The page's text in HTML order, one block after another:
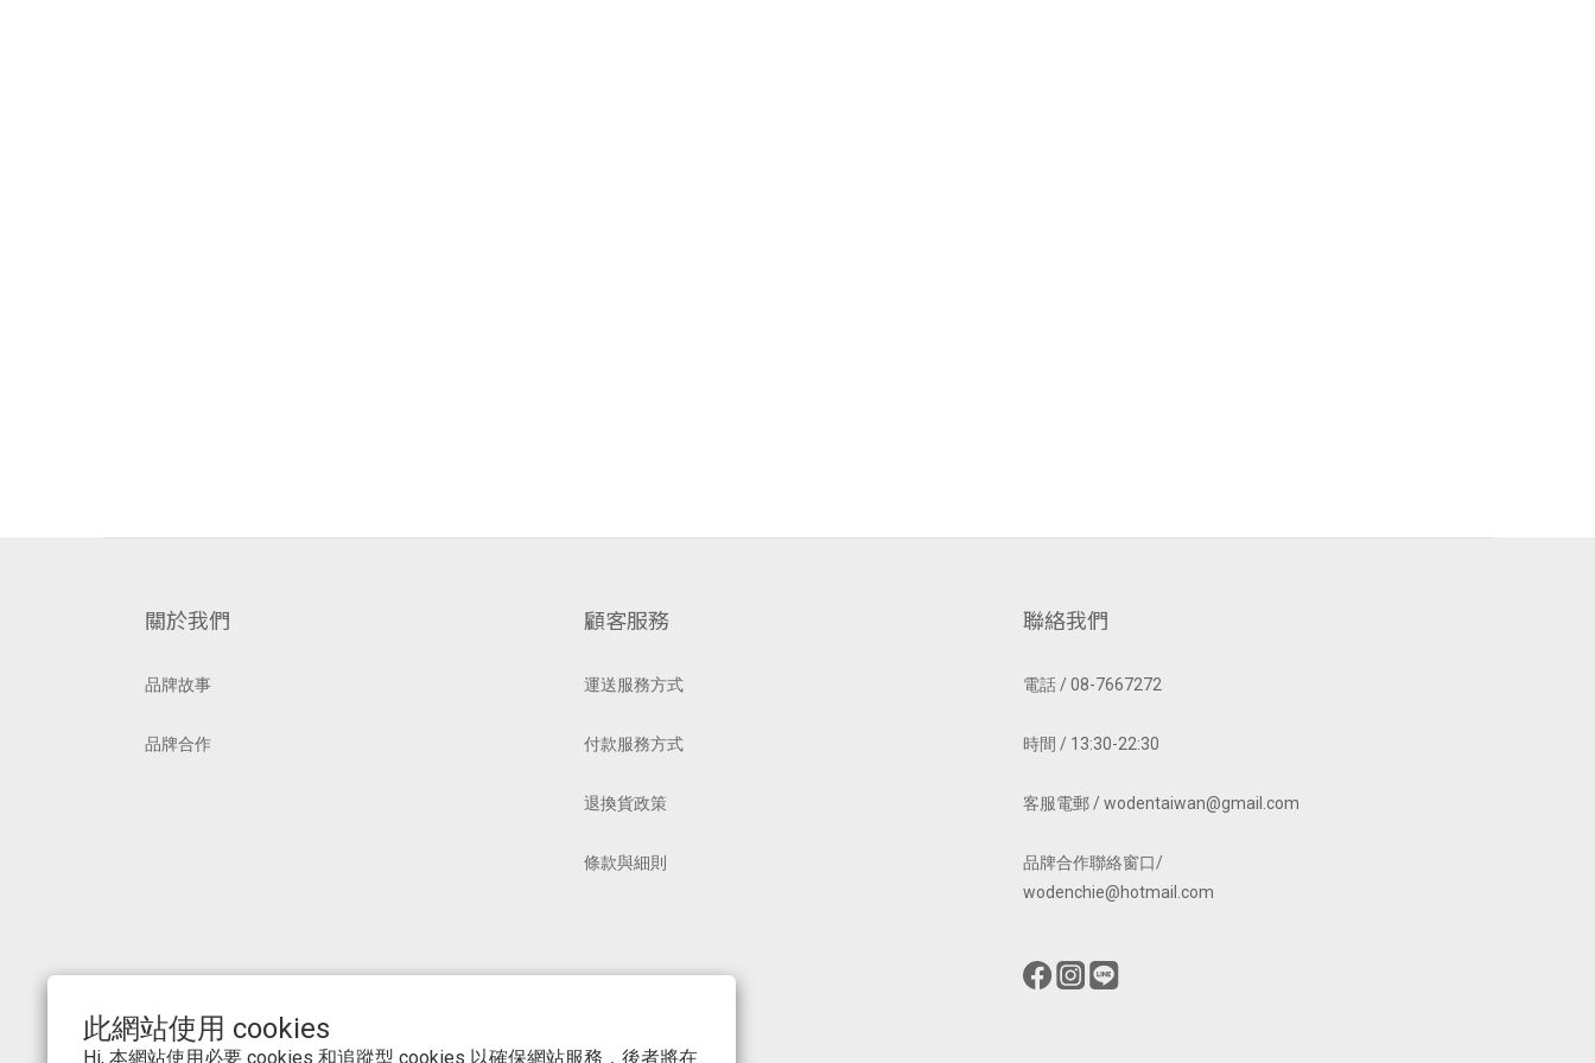
此網站使用 cookies
Hi, 本網站使用必要 cookies 和追蹤型 cookies 以確保網站服務，後者將在
關於我們
品牌故事
品牌合作
顧客服務
運送服務方式
付款服務方式
退換貨政策
條款與細則
聯絡我們
電話 / 08-7667272
時間 / 13:30-22:30
客服電郵 / wodentaiwan@gmail.com
品牌合作聯絡窗口/
wodenchie@hotmail.com